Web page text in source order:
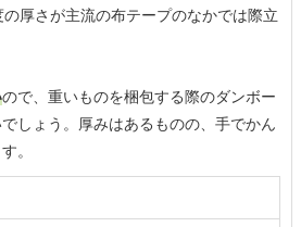
厚さが主流の布テープのなかでは際立
ので、重いものを梱包する際のダンボー
しょう。厚みはあるものの、手でかん
。